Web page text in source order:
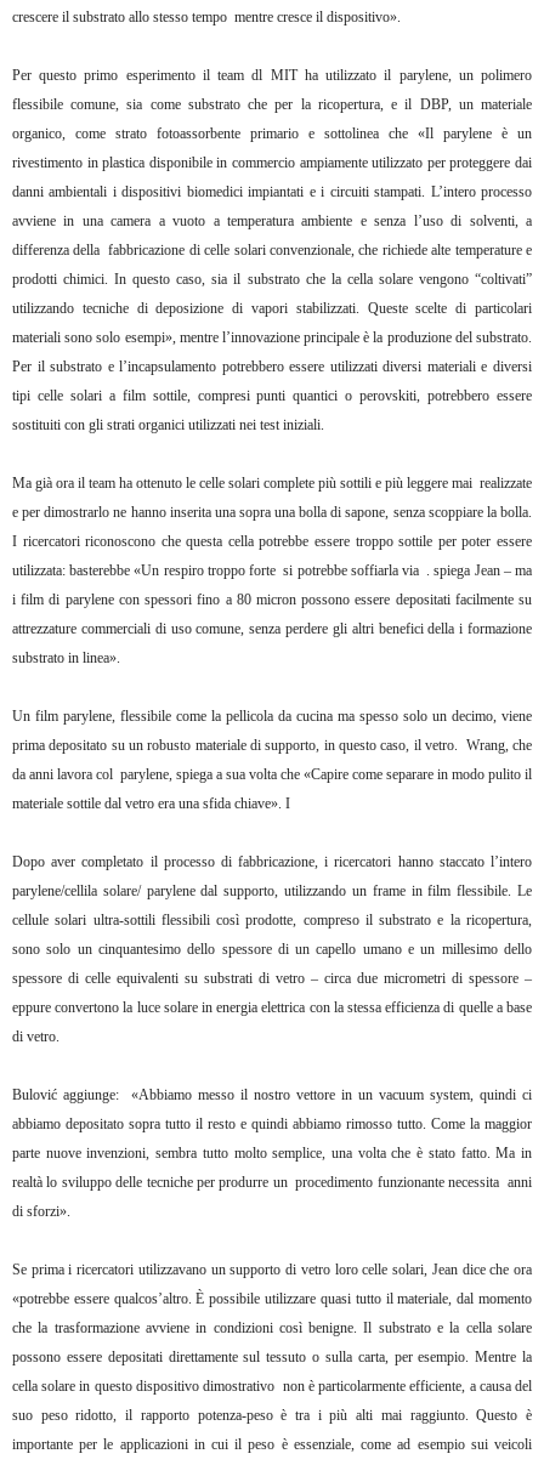
crescere il substrato allo stesso tempo mentre cresce il dispositivo».
Per questo primo esperimento il team dl MIT ha utilizzato il parylene, un polimero
flessibile comune, sia come substrato che per la ricopertura, e il DBP, un materiale
organico, come strato fotoassorbente primario e sottolinea che «Il parylene è un
rivestimento in plastica disponibile in commercio ampiamente utilizzato per proteggere dai
danni ambientali i dispositivi biomedici impiantati e i circuiti stampati. L’intero processo
avviene in una camera a vuoto a temperatura ambiente e senza l’uso di solventi, a
differenza della fabbricazione di celle solari convenzionale, che richiede alte temperature e
prodotti chimici. In questo caso, sia il substrato che la cella solare vengono “coltivati”
utilizzando tecniche di deposizione di vapori stabilizzati. Queste scelte di particolari
materiali sono solo esempi», mentre l’innovazione principale è la produzione del substrato.
Per il substrato e l’incapsulamento potrebbero essere utilizzati diversi materiali e diversi
tipi celle solari a film sottile, compresi punti quantici o perovskiti, potrebbero essere
sostituiti con gli strati organici utilizzati nei test iniziali.
Ma già ora il team ha ottenuto le celle solari complete più sottili e più leggere mai realizzate
e per dimostrarlo ne hanno inserita una sopra una bolla di sapone, senza scoppiare la bolla.
I ricercatori riconoscono che questa cella potrebbe essere troppo sottile per poter essere
utilizzata: basterebbe «Un respiro troppo forte si potrebbe soffiarla via . spiega Jean – ma
i film di parylene con spessori fino a 80 micron possono essere depositati facilmente su
attrezzature commerciali di uso comune, senza perdere gli altri benefici della i formazione
substrato in linea».
Un film parylene, flessibile come la pellicola da cucina ma spesso solo un decimo, viene
prima depositato su un robusto materiale di supporto, in questo caso, il vetro. Wrang, che
da anni lavora col parylene, spiega a sua volta che «Capire come separare in modo pulito il
materiale sottile dal vetro era una sfida chiave». I
Dopo aver completato il processo di fabbricazione, i ricercatori hanno staccato l’intero
parylene/cellila solare/ parylene dal supporto, utilizzando un frame in film flessibile. Le
cellule solari ultra-sottili flessibili così prodotte, compreso il substrato e la ricopertura,
sono solo un cinquantesimo dello spessore di un capello umano e un millesimo dello
spessore di celle equivalenti su substrati di vetro – circa due micrometri di spessore –
eppure convertono la luce solare in energia elettrica con la stessa efficienza di quelle a base
di vetro.
Bulović aggiunge: «Abbiamo messo il nostro vettore in un vacuum system, quindi ci
abbiamo depositato sopra tutto il resto e quindi abbiamo rimosso tutto. Come la maggior
parte nuove invenzioni, sembra tutto molto semplice, una volta che è stato fatto. Ma in
realtà lo sviluppo delle tecniche per produrre un procedimento funzionante necessita anni
di sforzi».
Se prima i ricercatori utilizzavano un supporto di vetro loro celle solari, Jean dice che ora
«potrebbe essere qualcos’altro. È possibile utilizzare quasi tutto il materiale, dal momento
che la trasformazione avviene in condizioni così benigne. Il substrato e la cella solare
possono essere depositati direttamente sul tessuto o sulla carta, per esempio. Mentre la
cella solare in questo dispositivo dimostrativo non è particolarmente efficiente, a causa del
suo peso ridotto, il rapporto potenza-peso è tra i più alti mai raggiunto. Questo è
importante per le applicazioni in cui il peso è essenziale, come ad esempio sui veicoli